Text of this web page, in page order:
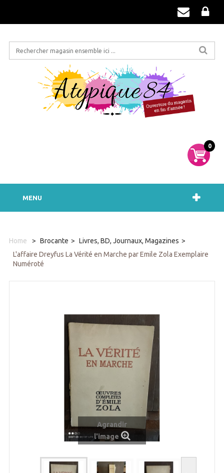
0
MENU
Home > Brocante > Livres, BD, Journaux, Magazines >
L'affaire Dreyfus La Vérité en Marche par Emile Zola Exemplaire
Numéroté
Agrandir
l'image